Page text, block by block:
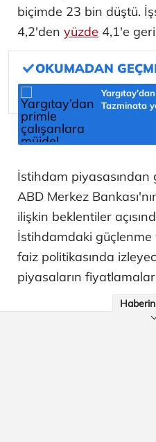
biçimde 23 bin düştü.
4,2'den yüzde 4,1'e
Tazminata
İstihdam piyasasından
ABD Merkez
ilişkin beklentiler
İstihdamdaki güçlenme
faiz politikasında
piyasaların